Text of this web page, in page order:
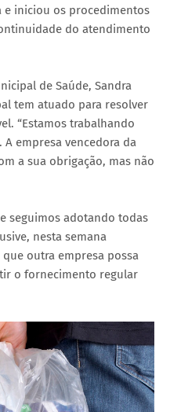
e iniciou os procedimentos
do atendimento
de Saúde, Sandra
tem atuado para resolver
“Estamos trabalhando
empresa vencedora da
a sua obrigação, mas não
seguimos adotando todas
nesta semana
outra empresa possa
o fornecimento regular